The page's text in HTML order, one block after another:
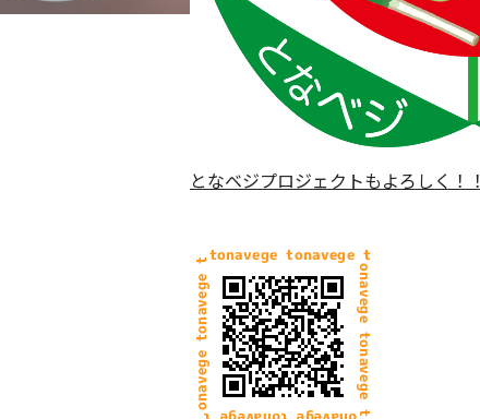
となベジプロジェクトもよろしく！！